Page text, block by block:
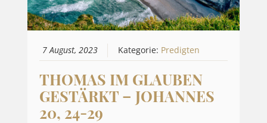
7 August, 2023 Kategorie: Predigten
THOMAS IM GLAUBEN
GESTÄRKT – JOHANNES
20, 24-29